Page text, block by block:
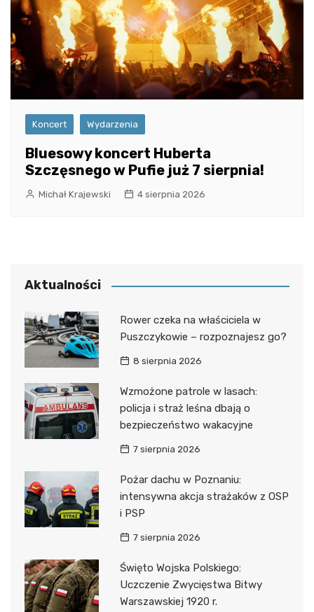
Koncert Wydarzenia
Bluesowy koncert Huberta
Szczęsnego w Pufie już 7 sierpnia!
Michał Krajewski 4 sierpnia 2026
Aktualności
Rower czeka na właściciela w
Puszczykowie – rozpoznajesz go?
8 sierpnia 2026
Wzmożone patrole w lasach:
policja i straż leśna dbają o
bezpieczeństwo wakacyjne
7 sierpnia 2026
Pożar dachu w Poznaniu:
intensywna akcja strażaków z OSP
i PSP
7 sierpnia 2026
Święto Wojska Polskiego:
Uczczenie Zwycięstwa Bitwy
Warszawskiej 1920 r.